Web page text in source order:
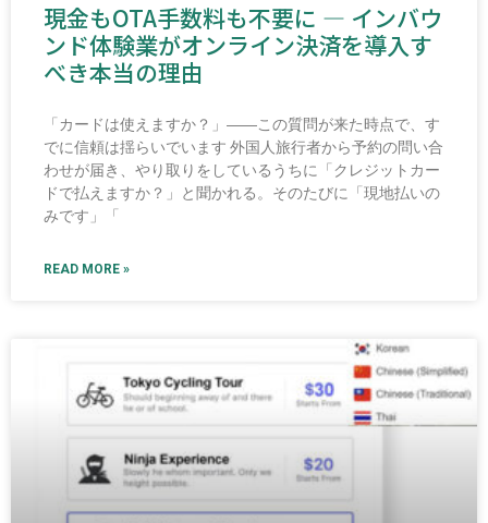
現金もOTA手数料も不要に ― インバウ
ンド体験業がオンライン決済を導入す
べき本当の理由
「カードは使えますか？」――この質問が来た時点で、す
でに信頼は揺らいでいます 外国人旅行者から予約の問い合
わせが届き、やり取りをしているうちに「クレジットカー
ドで払えますか？」と聞かれる。そのたびに「現地払いの
みです」「
READ MORE »